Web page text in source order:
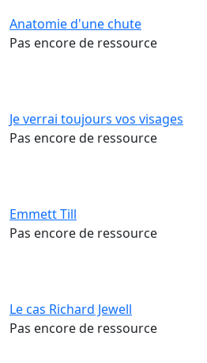
Anatomie d'une chute
Pas encore de ressource
Je verrai toujours vos visages
Pas encore de ressource
Emmett Till
Pas encore de ressource
Le cas Richard Jewell
Pas encore de ressource